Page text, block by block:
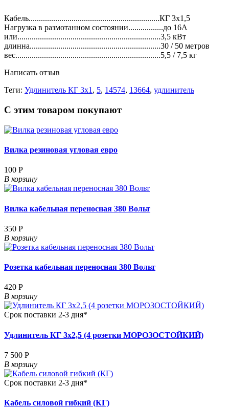
Кабель................................................................КГ 3х1,5
Нагрузка в размотанном состоянии.................до 16А
или......................................................................3,5 кВт
длинна................................................................30 / 50 метров
вес.......................................................................5,5 / 7,5 кг
Написать отзыв
Теги: Удлинитель КГ 3х1 , 5, 14574, 13664, удлинитель
С этим товаром покупают
Вилка резиновая угловая евро
100 Р
В корзину
Вилка кабельная переносная 380 Вольт
350 Р
В корзину
Розетка кабельная переносная 380 Вольт
420 Р
В корзину
Срок поставки 2-3 дня*
Удлинитель КГ 3х2,5 (4 розетки МОРОЗОСТОЙКИЙ)
7 500 Р
В корзину
Срок поставки 2-3 дня*
Кабель силовой гибкий (КГ)